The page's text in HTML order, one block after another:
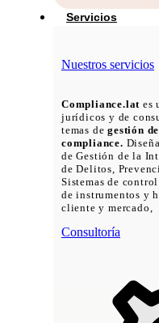
Servicios
Nuestros servicios
Compliance.lat es
jurídicos y de
temas degestión
compliance.
de Gestión de la
de Delitos,
Sistemas de
de instrumentos y
cliente y mercado,
Consultoría